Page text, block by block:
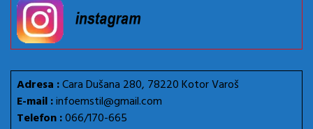
Adresa :Cara Dušana 280, 78220 Kotor Varoš
E-mail :infoemstil@gmail.com
Telefon :066/170-665